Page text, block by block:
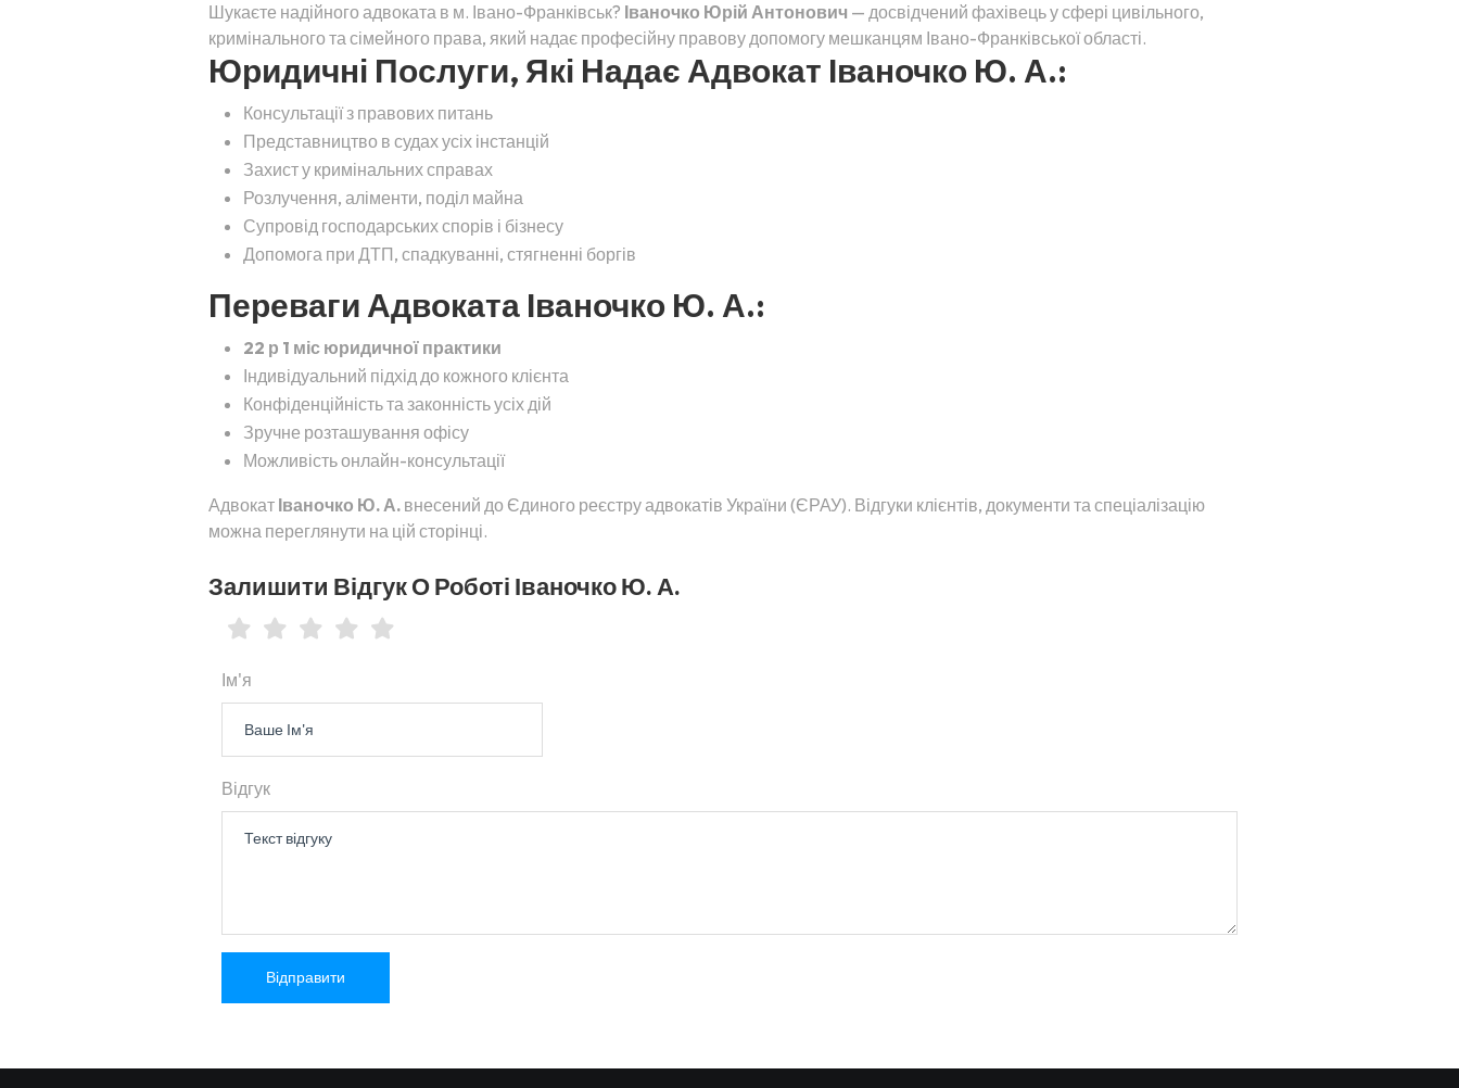
Шукаєте надійного адвоката в м. Івано-Франківськ? Іваночко Юрій Антонович — досвідчений фахівець у сфері цивільного,
кримінального та сімейного права, який надає професійну правову допомогу мешканцям Івано-Франківської області.
Юридичні Послуги, Які Надає Адвокат Іваночко Ю. А.:
Консультації з правових питань
Представництво в судах усіх інстанцій
Захист у кримінальних справах
Розлучення, аліменти, поділ майна
Супровід господарських спорів і бізнесу
Допомога при ДТП, спадкуванні, стягненні боргів
Переваги Адвоката Іваночко Ю. А.:
22 р 1 міс юридичної практики
Індивідуальний підхід до кожного клієнта
Конфіденційність та законність усіх дій
Зручне розташування офісу
Можливість онлайн-консультації
Адвокат Іваночко Ю. А. внесений до Єдиного реєстру адвокатів України (ЄРАУ). Відгуки клієнтів, документи та спеціалізацію
можна переглянути на цій сторінці.
Залишити Відгук О Роботі Іваночко Ю. А.
Ім'я
Відгук